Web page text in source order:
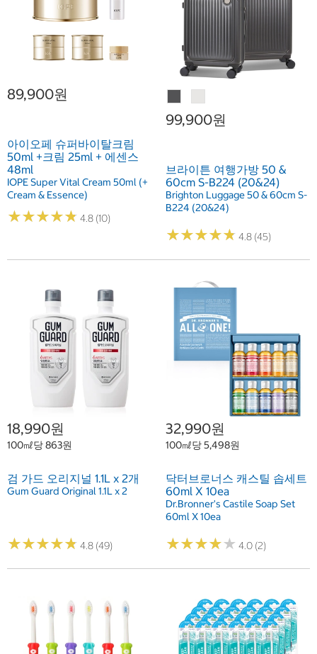
89,900원
아이오페 슈퍼바이탈크림
50ml +크림 25ml + 에센스
48ml
IOPE Super Vital Cream 50ml (+
Cream & Essence)
★★★★★
★★★★★ 4.8 (10)
99,900원
브라이튼 여행가방 50 &
60cm S-B224 (20&24)
Brighton Luggage 50 & 60cm S-
B224 (20&24)
★★★★★
★★★★★ 4.8 (45)
18,990원
100㎖당 863원
검 가드 오리지널 1.1L x 2개
Gum Guard Original 1.1L x 2
★★★★★
★★★★★ 4.8 (49)
32,990원
100㎖당 5,498원
닥터브로너스 캐스틸 솝세트
60ml X 10ea
Dr.Bronner's Castile Soap Set
60ml X 10ea
★★★★★
★★★★★ 4.0 (2)